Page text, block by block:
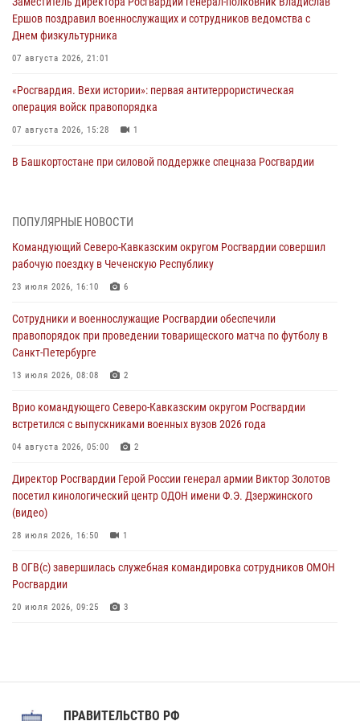
Ершов поздравил военнослужащих и сотрудников ведомства с
Днем физкультурника
07 августа 2026, 21:01
«Росгвардия. Вехи истории»: первая антитеррористическая
операция войск правопорядка
07 августа 2026, 15:28 1
В Башкортостане при силовой поддержке спецназа Росгвардии
07 августа 2026, 13:30 1
В Югре при содействии спецназа Росгвардии пресечено более 180
нарушений миграционного законодательства
07 августа 2026, 12:54
Тонувшего ребенка спас росгвардеец в Краснодарском крае
07 августа 2026, 12:37
Юные гости из летних лагерей посетили кинологический центр
07 августа 2026, 12:20 3
Представители ФСБ России по Уральскому округу Росгвардии и
Кузнецова
ПОПУЛЯРНЫЕ НОВОСТИ
Командующий Северо-Кавказским округом Росгвардии совершил
рабочую поездку в Чеченскую Республику
23 июля 2026, 16:10 6
Сотрудники и военнослужащие Росгвардии обеспечили
правопорядок при проведении товарищеского матча по футболу в
Санкт-Петербурге
13 июля 2026, 08:08 2
Врио командующего Северо-Кавказским округом Росгвардии
встретился с выпускниками военных вузов 2026 года
04 августа 2026, 05:00 2
Директор Росгвардии Герой России генерал армии Виктор Золотов
посетил кинологический центр ОДОН имени Ф.Э. Дзержинского
(видео)
28 июля 2026, 16:50 1
В ОГВ(с) завершилась служебная командировка сотрудников ОМОН
Росгвардии
20 июля 2026, 09:25 3
ПРАВИТЕЛЬСТВО РФ